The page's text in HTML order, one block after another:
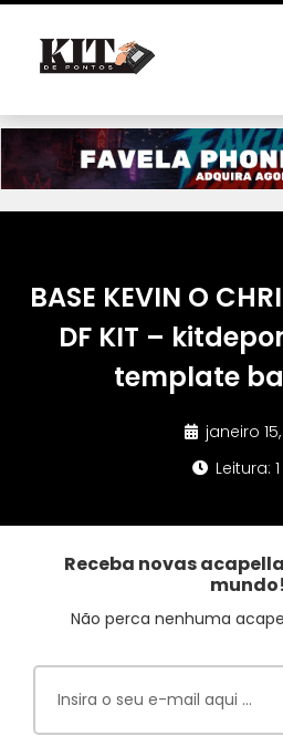
BASE KEVIN O
DF KIT –
template
janeiro
Leitura:
Receba novas
mundo!
Não perca nenhuma